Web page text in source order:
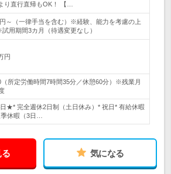
り直行直帰もOK！ 【…
～（一律手当を含む）※経験、能力を考慮の上
用期間3カ月（待遇変更なし）
円
所定労働時間7時間35分／休憩60分）※残業月
★* 完全週休2日制（土日休み）* 祝日* 有給休暇
季休暇（3日…
気になる